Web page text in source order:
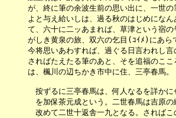
が、終に筆の余波生前の思い出に、一世の筆
よと与え給いしは、過る秋のはじめになんあ
て、六十に二ッあまれば、草津という宿の号
がしき黄泉の旅、双六の乞目(ｺｲﾒ)にあらで
今将思いあわすれば、過ぐる日言われし言の
さればたえたる筆のあと、そを追福のこころ
は、楓川の辺ちかき市中に住、三亭春馬。
按ずるに三亭春馬は、何人なるを詳かにせ
を加保茶元成という。二世春馬は吉原の絵
改めて二世十返舎一九となる。さればこの